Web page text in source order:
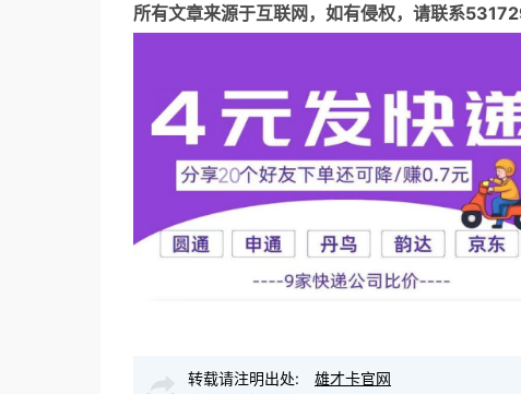
所有文章来源于互联网，如有侵权，请联系
转载请注明出处:
雄才卡官网